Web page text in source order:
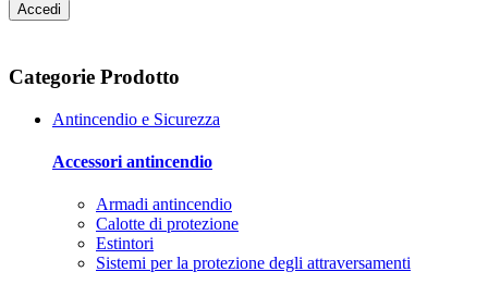
Accedi
Categorie Prodotto
Antincendio e Sicurezza
Accessori antincendio
Armadi antincendio
Calotte di protezione
Estintori
Sistemi per la protezione degli attraversamenti